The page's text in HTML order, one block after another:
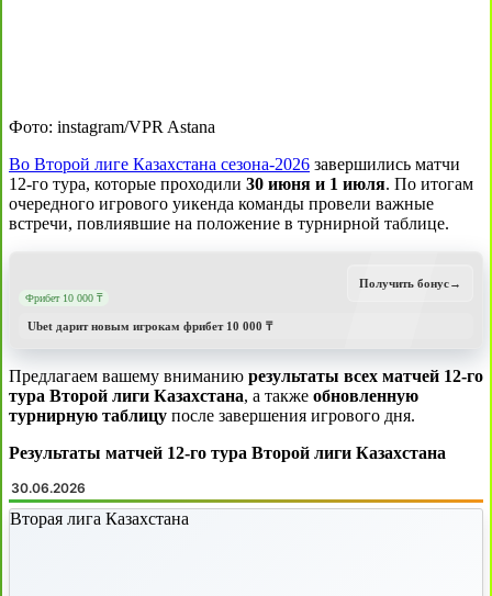
Фото: instagram/VPR Astana
Во Второй лиге Казахстана сезона-2026 завершились матчи
12-го тура, которые проходили 30 июня и 1 июля. По итогам
очередного игрового уикенда команды провели важные
встречи, повлиявшие на положение в турнирной таблице.
Фрибет 10 000 ₸
Ubet дарит новым игрокам фрибет 10 000 ₸
Получить бонус→
Предлагаем вашему вниманию результаты всех матчей 12-го
тура Второй лиги Казахстана, а также обновленную
турнирную таблицу после завершения игрового дня.
Результаты матчей 12-го тура Второй лиги Казахстана
30.06.2026
Вторая лига Казахстана